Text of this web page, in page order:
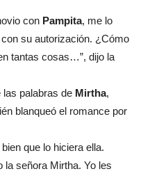
con Pampita, me lo
su autorización. ¿Cómo
tantas cosas…”, dijo la
palabras de Mirtha,
blanqueó el romance por
que lo hiciera ella.
la señora Mirtha. Yo les